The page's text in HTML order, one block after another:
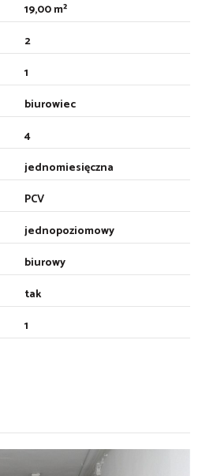
19,00 m²
2
1
biurowiec
4
jednomiesięczna
PCV
jednopoziomowy
biurowy
tak
1